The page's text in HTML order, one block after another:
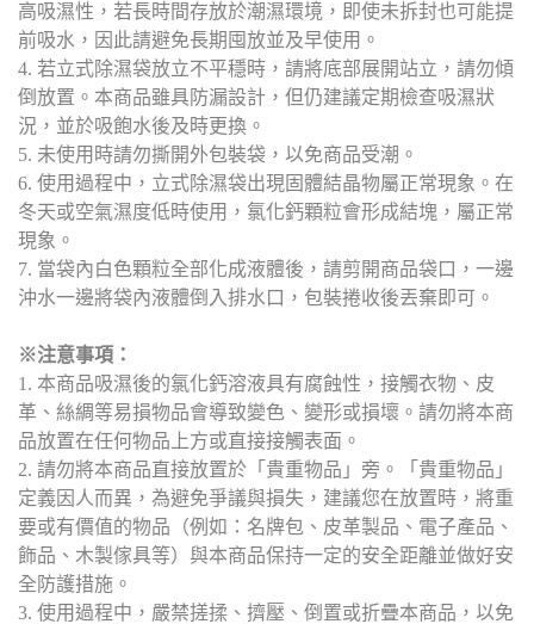
高吸濕性，若長時間存放於潮濕環境，即使未拆封也可能提
前吸水，因此請避免長期囤放並及早使用。
4. 若立式除濕袋放立不平穩時，請將底部展開站立，請勿傾
倒放置。本商品雖具防漏設計，但仍建議定期檢查吸濕狀
況，並於吸飽水後及時更換。
5. 未使用時請勿撕開外包裝袋，以免商品受潮。
6. 使用過程中，立式除濕袋出現固體結晶物屬正常現象。在
冬天或空氣濕度低時使用，氯化鈣顆粒會形成結塊，屬正常
現象。
7. 當袋內白色顆粒全部化成液體後，請剪開商品袋口，一邊
沖水一邊將袋內液體倒入排水口，包裝捲收後丟棄即可。
※注意事項：
1. 本商品吸濕後的氯化鈣溶液具有腐蝕性，接觸衣物、皮
革、絲綢等易損物品會導致變色、變形或損壞。請勿將本商
品放置在任何物品上方或直接接觸表面。
2. 請勿將本商品直接放置於「貴重物品」旁。「貴重物品」
定義因人而異，為避免爭議與損失，建議您在放置時，將重
要或有價值的物品（例如：名牌包、皮革製品、電子產品、
飾品、木製傢具等）與本商品保持一定的安全距離並做好安
全防護措施。
3. 使用過程中，嚴禁搓揉、擠壓、倒置或折疊本商品，以免